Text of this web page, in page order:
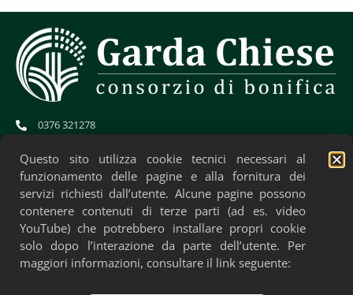
0376 321278
cb.gardachiese-bonifica@pec.regione.lombardia.it
CF: 01706580204
Questo sito utilizza cookie tecnici necessari al
funzionamento delle pagine e alla fornitura dei
servizi richiesti dall’utente. Alcune pagine possono
contenere contenuti di terze parti (ad es. video
YouTube) che potrebbero installare propri cookie
solo dopo l’interazione da parte dell’utente. Per
maggiori informazioni, consultare il link seguente: